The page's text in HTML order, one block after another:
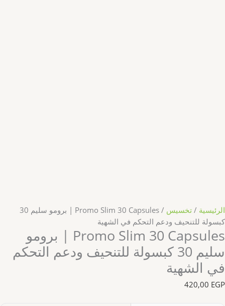
الرئيسية / تخسيس
/ Promo Slim 30 Capsules | برومو سليم 30
كبسولة للتنحيف ودعم التحكم في الشهية
Promo Slim 30 Capsules | برومو
سليم 30 كبسولة للتنحيف ودعم التحكم
في الشهية
420,00 EGP